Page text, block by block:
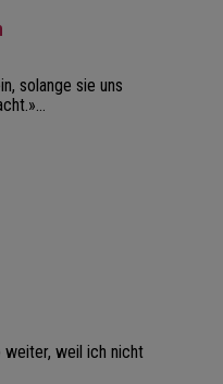
solange sie uns
weiter, weil ich nicht